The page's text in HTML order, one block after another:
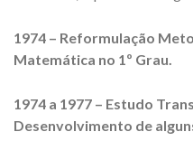
1974 – Reformulação
Matemática no 1º Grau.
1974 a 1977 – Estudo
Desenvolvimento de